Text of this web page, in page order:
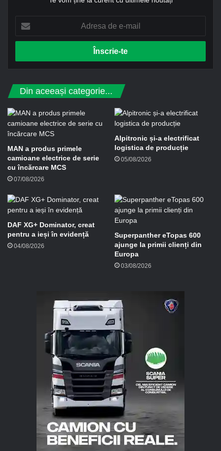
r
s
d
-
m
a
i
l
Din aceeași categorie...
MAN a produs primele
camioane electrice de serie
cu încărcare MCS
07/08/2026
Alpitronic și-a electrificat
logistica de producție
05/08/2026
DAF XG+ Dominator, creat
pentru a ieși în evidență
04/08/2026
Superpanther eTopas 600
ajunge la primii clienți din
Europa
03/08/2026